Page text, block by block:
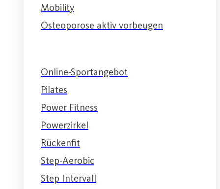
Mobility
Osteoporose aktiv vorbeugen
Online-Sportangebot
Pilates
Power Fitness
Powerzirkel
Rückenfit
Step-Aerobic
Step Intervall